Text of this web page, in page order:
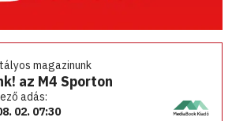
magazinunk
az M4 Sporton
adás:
02. 07:30